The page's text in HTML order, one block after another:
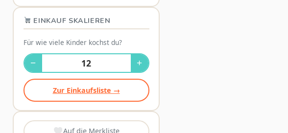
EINKAUF SKALIEREN
Für wie viele Kinder kochst du?
− +
Zur Einkaufsliste →
Auf die Merkliste